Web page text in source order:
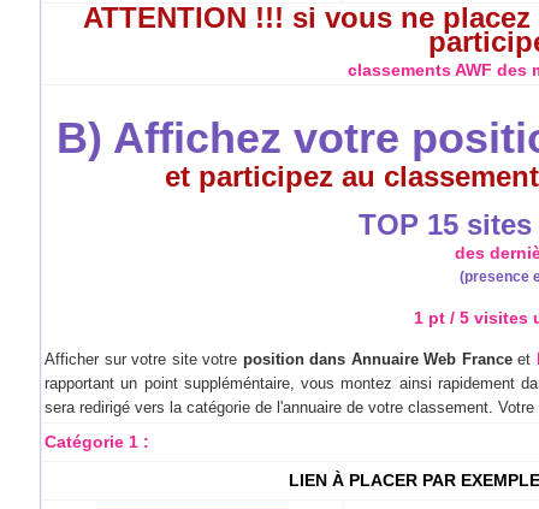
ATTENTION !!! si vous ne
classements AWF des
B) Affichez votre
et participez au
TOP 15
des
(presence
1 pt / 5 visites
Afficher sur votre site votre position dans Annuaire Web Franceet
rapportant un point suppléméntaire, vous montez ainsi rapidement
sera redirigé vers la catégorie de l'annuaire de votre classement.
Catégorie 1 :
LIEN À PLACER PAR